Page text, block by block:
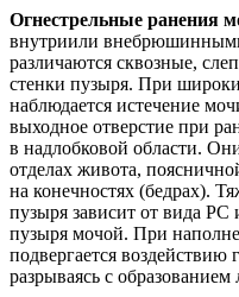
Огнестрельные ранения
внутриили
различаются сквозные,
стенки пузыря. При
наблюдается истечение
выходное отверстие при
в надлобковой области.
отделах живота,
на конечностях (бедрах).
пузыря зависит от вида РС
пузыря мочой. При
подвергается воздействию
разрываясь с образованием